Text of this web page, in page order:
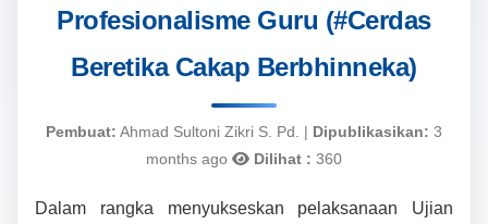
Profesionalisme Guru (#Cerdas
Beretika Cakap Berbhinneka)
Pembuat: Ahmad Sultoni Zikri S. Pd. | Dipublikasikan: 3
months ago
Dilihat : 360
Dalam rangka menyukseskan pelaksanaan Ujian